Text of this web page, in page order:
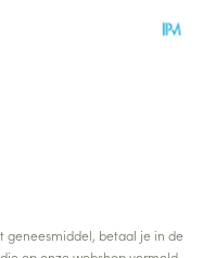
geneesmiddel, betaal je in de